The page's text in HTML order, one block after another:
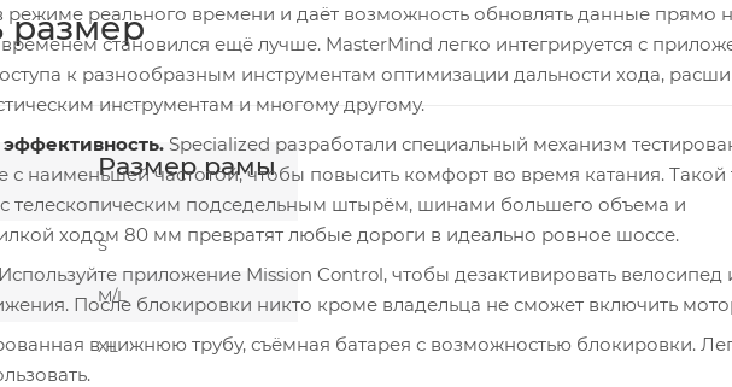
реального времени и даёт возможность обновлять данные прямо
становился ещё лучше. MasterMind легко интегрируется с
к разнообразным инструментам оптимизации дальности хода,
инструментам и многому другому.
Specialized разработали специальный механизм
с наименьшей частотой, чтобы повысить комфорт во время катания.
телескопическим подседельным штырём, шинами большего объема и
ходом 80 мм превратят любые дороги в идеально ровное шоссе.
Используйте приложение Mission Control, чтобы дезактивировать велосипед
После блокировки никто кроме владельца не сможет включить
в нижнюю трубу, съёмная батарея с возможностью блокировки.
размер
Размер рамы
S
M/L
XL